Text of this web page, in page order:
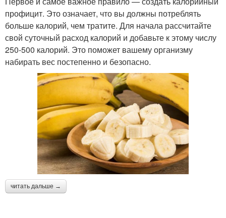
профицит. Это означает, что вы должны потреблять
больше калорий, чем тратите. Для начала рассчитайте
свой суточный расход калорий и добавьте к этому числу
250-500 калорий. Это поможет вашему организму
набирать вес постепенно и безопасно.
читать дальше →